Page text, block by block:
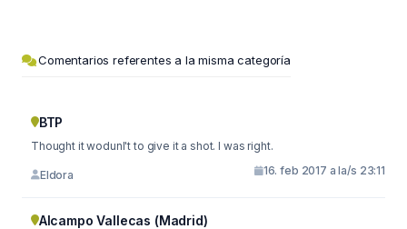
Comentarios referentes a la misma categoría
BTP
Thought it wodunl't to give it a shot. I was right.
Eldora 16. feb 2017 a la/s 23:11
Alcampo Vallecas (Madrid)